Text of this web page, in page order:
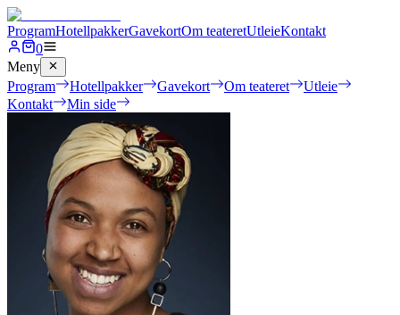
ProgramHotellpakkerGavekortOm teateretUtleieKontakt
0
Meny
Program
Hotellpakker Gavekort Om teateret
Utleie
Kontakt
Min side